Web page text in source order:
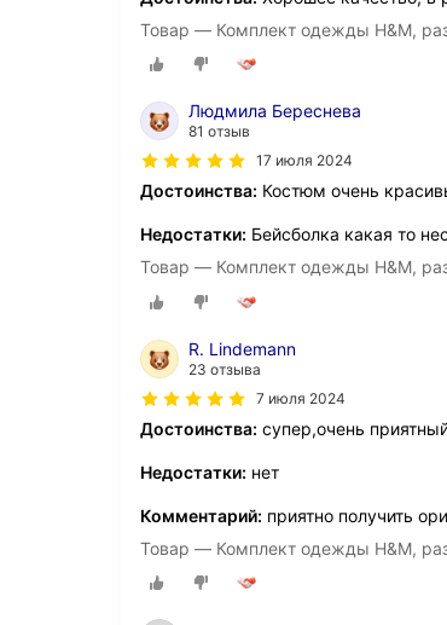
Товар — Комплект одежды H&M,
Людмила Береснева
81 отзыв
17 июля 2024
Достоинства: Костюм очень
Недостатки: Бейсболка какая то
Товар — Комплект одежды H&M,
R. Lindemann
23 отзыва
7 июля 2024
Достоинства: супер,очень
Недостатки: нет
Комментарий: приятно получить
Товар — Комплект одежды H&M,